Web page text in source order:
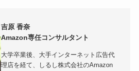
吉原 香奈
Amazon専任コンサルタント
大学卒業後、大手インターネット広告代
理店を経て、しるし株式会社のAmazon